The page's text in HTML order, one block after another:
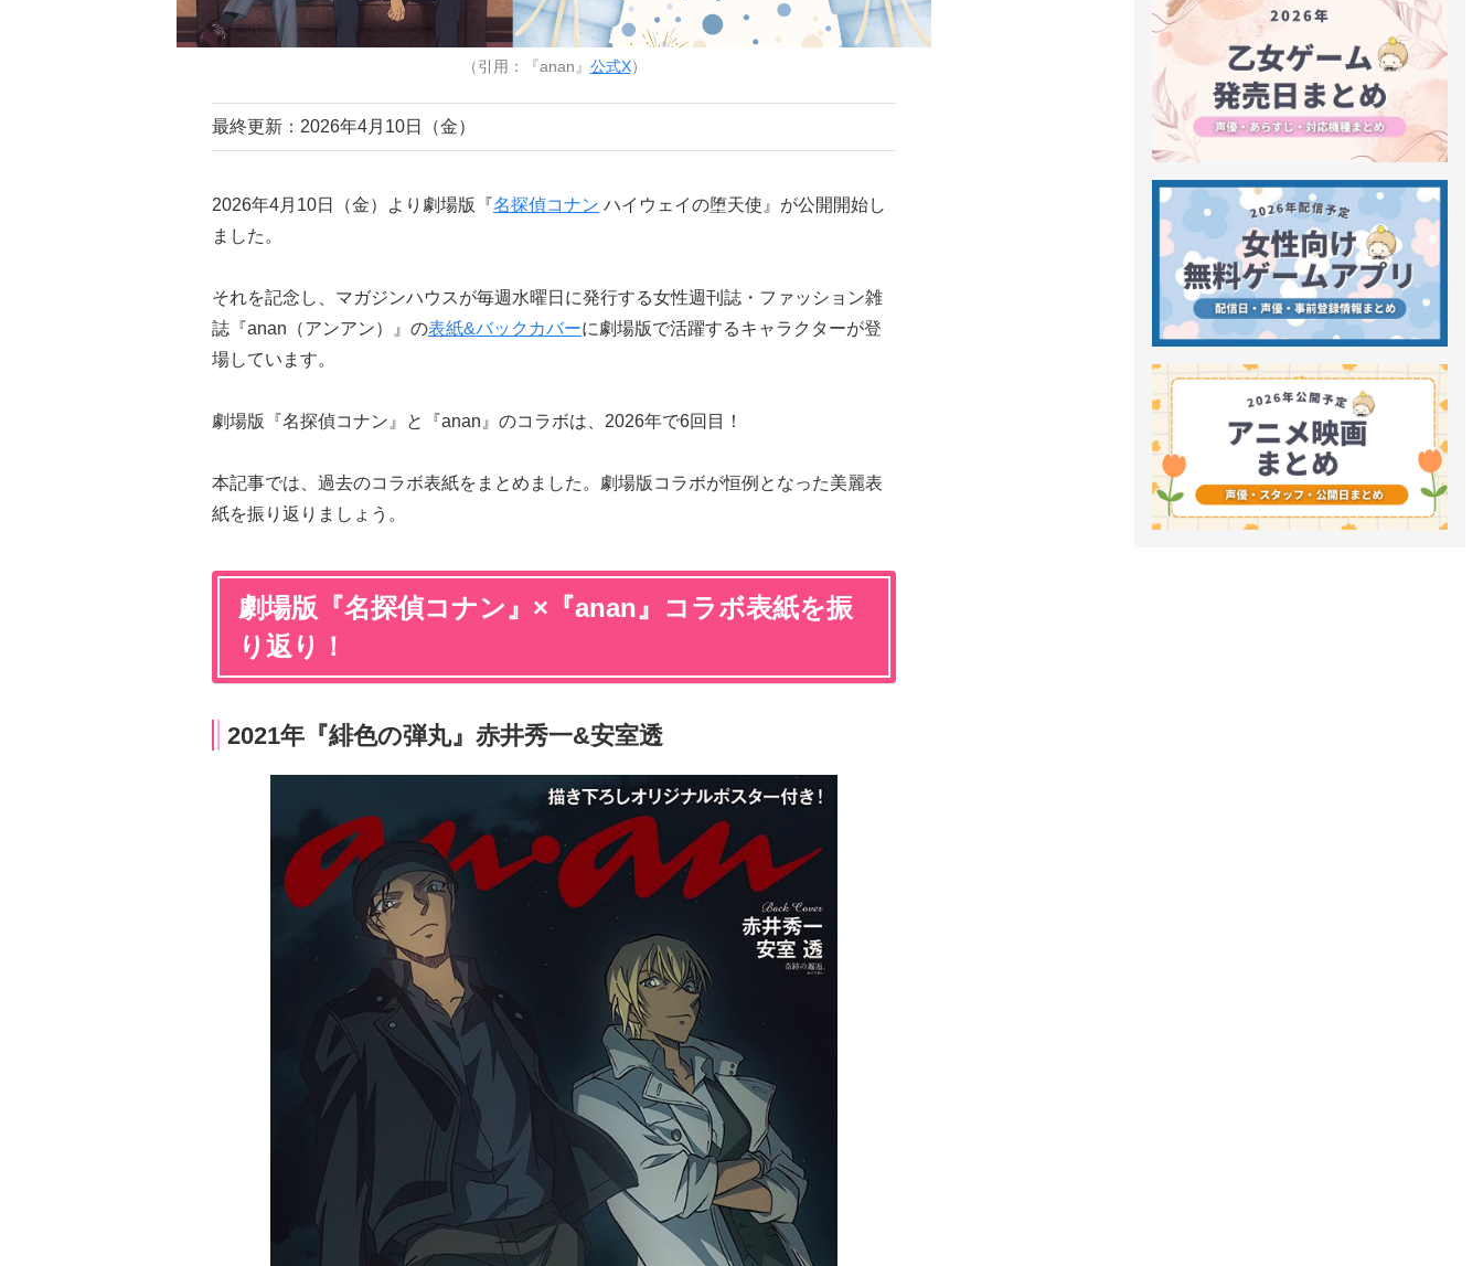
（引用：『anan』 公式X）
最終更新：2026年4月10日（金）
2026年4月10日（金）より劇場版『名探偵コナン ハイウェイの堕天使』が公開開始し
ました。
それを記念し、マガジンハウスが毎週水曜日に発行する女性週刊誌・ファッション雑
誌『anan（アンアン）』の表紙&バックカバーに劇場版で活躍するキャラクターが登
場しています。
劇場版『名探偵コナン』と『anan』のコラボは、2026年で6回目！
本記事では、過去のコラボ表紙をまとめました。劇場版コラボが恒例となった美麗表
紙を振り返りましょう。
劇場版『名探偵コナン』×『anan』コラボ表紙を振
り返り！
2021年『緋色の弾丸』赤井秀一&安室透